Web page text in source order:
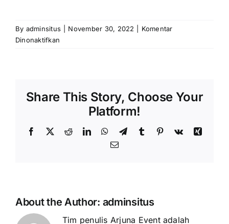
Hubungi Kami
By adminsitus November 30, 2022
Komentar
Dinonaktifkan
Share This Story, Choose Your
Platform!
Facebook
X RedditLinkedInWhatsApp
TelegramTumblr Pinterest
Vk
Xing
Email
About the Author: adminsitus
Tim penulis Arjuna Event adalah